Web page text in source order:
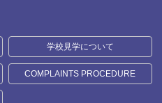
学校見学について
COMPLAINTS PROCEDURE